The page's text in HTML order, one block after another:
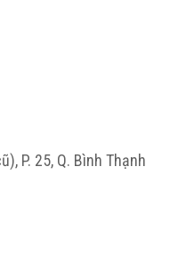
P. 25, Q. Bình Thạnh